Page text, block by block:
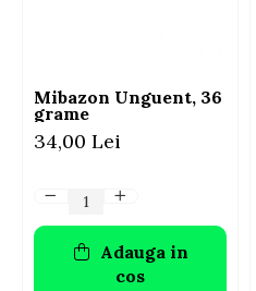
Mibazon Unguent, 36
grame
34,00 Lei
Adauga in
cos